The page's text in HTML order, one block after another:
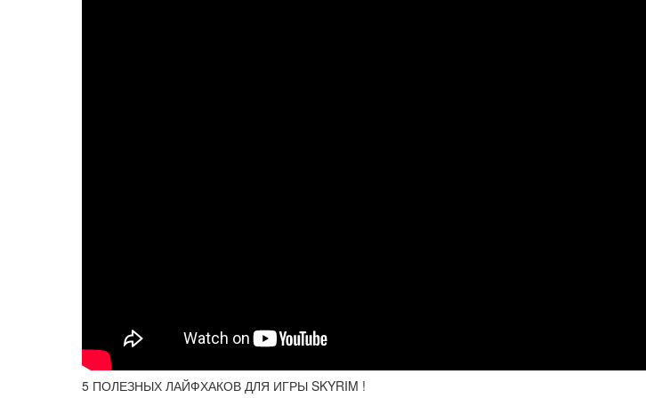
5 ПОЛЕЗНЫХ ЛАЙФХАКОВ ДЛЯ ИГРЫ SKYRIM !